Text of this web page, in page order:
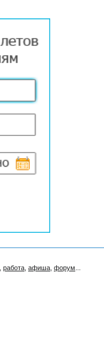
работа афиша форум